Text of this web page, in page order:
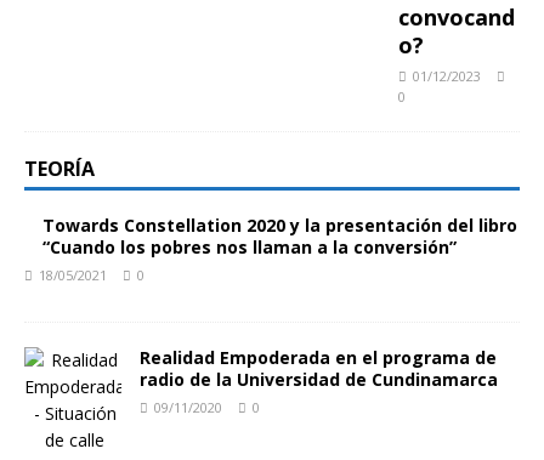
convocand
o?
01/12/2023
0
TEORÍA
Towards Constellation 2020 y la presentación del libro
“Cuando los pobres nos llaman a la conversión”
18/05/2021 0
Realidad Empoderada en el programa de
radio de la Universidad de Cundinamarca
09/11/2020 0